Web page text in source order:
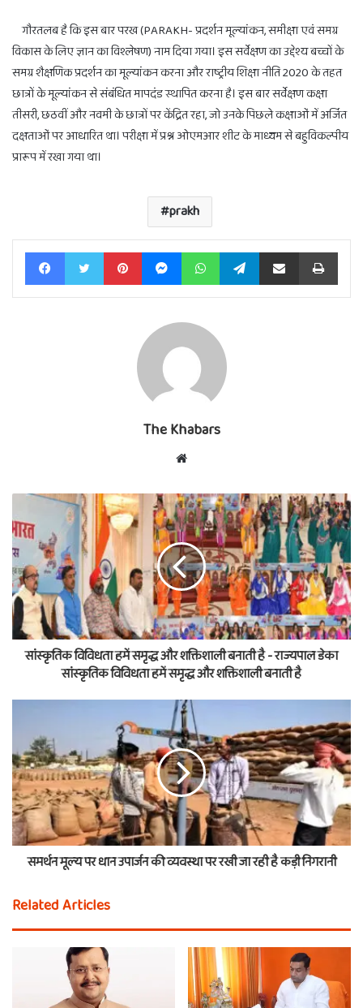
गौरतलब है कि इस बार परख (PARAKH- प्रदर्शन मूल्यांकन, समीक्षा एवं समग्र
विकास के लिए ज्ञान का विश्लेषण) नाम दिया गया। इस सर्वेक्षण का उद्देश्य बच्चों के
समग्र शैक्षणिक प्रदर्शन का मूल्यांकन करना और राष्ट्रीय शिक्षा नीति 2020 के तहत
छात्रों के मूल्यांकन से संबंधित मापदंड स्थापित करना है। इस बार सर्वेक्षण कक्षा
तीसरी, छठवीं और नवमी के छात्रों पर केंद्रित रहा, जो उनके पिछले कक्षाओं में अर्जित
दक्षताओं पर आधारित था। परीक्षा में प्रश्न ओएमआर शीट के माध्यम से बहुविकल्पीय
प्रारूप में रखा गया था।
prakh
FacebookTwitter PinterestMessengerWhatsAppTelegramShare via Email Print
The Khabars
Website
सांस्कृतिक विविधता हमें समृद्ध और शक्तिशाली बनाती है - राज्यपाल डेका
सांस्कृतिक विविधता हमें समृद्ध और शक्तिशाली बनाती है
समर्थन मूल्य पर धान उपार्जन की व्यवस्था पर रखी जा रही है कड़ी निगरानी
Related Articles